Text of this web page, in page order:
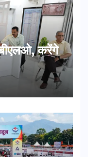
बीएलओ, करेंगे